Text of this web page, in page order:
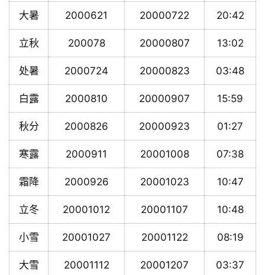
大暑 2000621 20000722 20:42
立秋 200078 20000807 13:02
处暑 2000724 20000823 03:48
白露 2000810 20000907 15:59
秋分 2000826 20000923 01:27
寒露 2000911 20001008 07:38
霜降 2000926 20001023 10:47
立冬 20001012 20001107 10:48
小雪 20001027 20001122 08:19
大雪 20001112 20001207 03:37